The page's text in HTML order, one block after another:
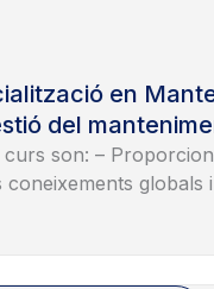
en
del
curs son: –
coneixements globals